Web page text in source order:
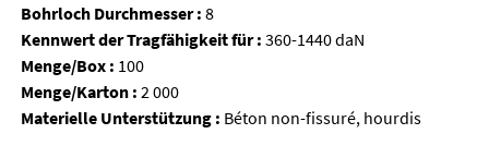
Bohrloch Durchmesser : 8
Kennwert der Tragfähigkeit für : 360-1440 daN
Menge/Box : 100
Menge/Karton : 2 000
Materielle Unterstützung : Béton non-fissuré, hourdis